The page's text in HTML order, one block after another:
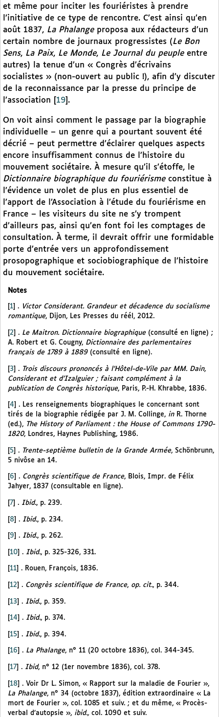
et même pour inciter les fouriéristes à prendre
l’initiative de ce type de rencontre. C’est ainsi qu’en
août 1837, La Phalangeproposa aux rédacteurs d’un
certain nombre de journaux progressistes (Le Bon
Sens, La Paix, Le Monde, Le Journal du peupleentre
autres) la tenue d’un « Congrès d’écrivains
socialistes » (non-ouvert au public !), afin d’y discuter
de la reconnaissance par la presse du principe de
l’association
19 .
On voit ainsi comment le passage par la biographie
individuelle – un genre qui a pourtant souvent été
décrié – peut permettre d’éclairer quelques aspects
encore insuffisamment connus de l’histoire du
mouvement sociétaire. À mesure qu’il s’étoffe, le
Dictionnaire biographique du fouriérismeconstitue à
l’évidence un volet de plus en plus essentiel de
l’apport de l’Association à l’étude du fouriérisme en
France – les visiteurs du site ne s’y trompent
d’ailleurs pas, ainsi qu’en font foi les comptages de
consultation. À terme, il devrait offrir une formidable
porte d’entrée vers un approfondissement
prosopographique et sociobiographique de l’histoire
du mouvement sociétaire.
Notes
1 . Victor Considerant. Grandeur et décadence du socialisme
romantique, Dijon, Les Presses du réél, 2012.
2 . Le Maitron. Dictionnaire biographique (consulté en ligne) ;
A. Robert et G. Cougny, Dictionnaire des parlementaires
français de 1789 à 1889(consulté en ligne).
[3] . Trois discours prononcés à l’Hôtel-de-Vile par MM. Dain,
Considerant et d’Izalguier ; faisant complément à la
publication de Congrès historique, Paris, P.-H. Khrabbe, 1836.
4
. Les renseignements biographiques le concernant sont
tirés de la biographie rédigée par J. M. Collinge, inR. Thorne
(ed.), The History of Parliament : the House of Commons 1790-
1820, Londres, Haynes Publishing, 1986.
[5] . Trente-septième bulletin de la Grande Armée, Schönbrunn,
5 nivôse an 14.
6 . Congrès scientifique de France, Blois, Impr. de Félix
Jahyer, 1837 (consultable en ligne).
7 . Ibid., p. 239.
[8] . Ibid., p. 234.
9 . Ibid., p. 262.
[10] . Ibid., p. 325-326, 331.
11 . Rouen, François, 1836.
12 . Congrès scientifique de France, op. cit., p. 344.
[13] . Ibid., p. 359.
14 . Ibid., p. 374.
[15] . Ibid., p. 394.
16 . La Phalange, n° 11 (20 octobre 1836), col. 344-345.
17 . Ibid, n° 12 (1er novembre 1836), col. 378.
[18] . Voir Dr L. Simon, « Rapport sur la maladie de Fourier »,
La Phalange, n° 34 (octobre 1837), édition extraordinaire « La
mort de Fourier », col. 1085 et suiv. ; et du même, « Procès-
verbal d’autopsie », ibid., col. 1090 et suiv.